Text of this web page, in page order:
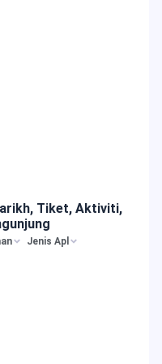
Tiket, Aktiviti,
Jenis Apl